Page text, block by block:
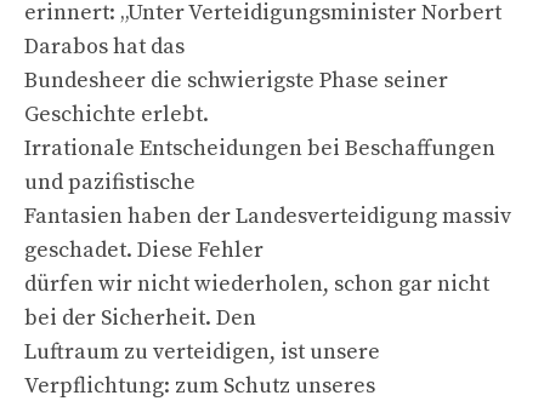
erinnert: „Unter Verteidigungsminister Norbert
Darabos hat das
Bundesheer die schwierigste Phase seiner
Geschichte erlebt.
Irrationale Entscheidungen bei Beschaffungen
und pazifistische
Fantasien haben der Landesverteidigung massiv
geschadet. Diese Fehler
dürfen wir nicht wiederholen, schon gar nicht
bei der Sicherheit. Den
Luftraum zu verteidigen, ist unsere
Verpflichtung: zum Schutz unseres